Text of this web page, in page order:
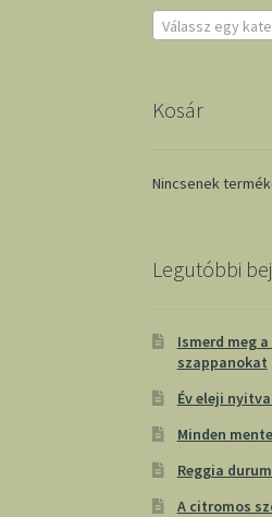
Válassz egy
Kosár
Nincsenek
Legutóbbi
Ismerd meg
szappanokat
Év eleji
Minden
Reggia
A citromos